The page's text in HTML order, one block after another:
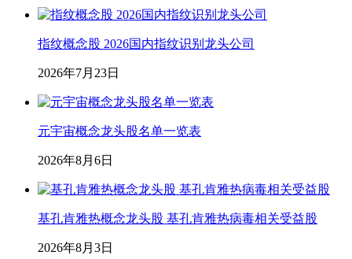
指纹概念股 2026国内指纹识别龙头公司
2026年7月23日
元宇宙概念龙头股名单一览表
2026年8月6日
基孔肯雅热概念龙头股 基孔肯雅热病毒相关受益股
2026年8月3日